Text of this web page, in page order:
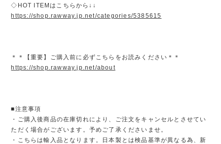
◇HOT ITEMはこちらから↓↓
https://shop.rawway.jp.net/categories/5385615
＊＊【重要】ご購入前に必ずこちらをお読みください＊＊
https://shop.rawway.jp.net/about
■注意事項
・ご購入後商品の在庫切れにより、ご注文をキャンセルとさせてい
ただく場合がございます。予めご了承くださいませ。
・こちらは輸入品となります。日本製とは検品基準が異なる為、新